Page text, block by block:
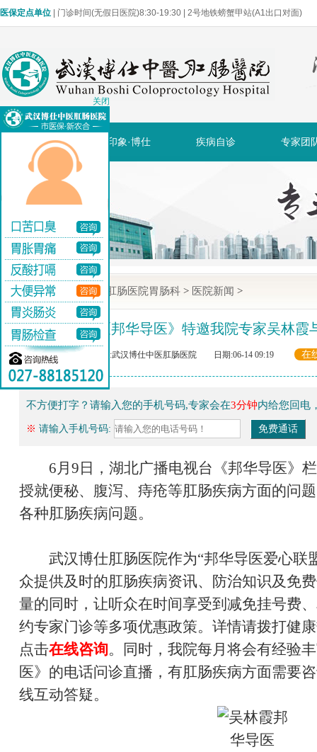
医保定点单位 | 门诊时间(无假日医院)8:30-19:30 | 2号地铁螃蟹甲站(A1出口对面)
网站首页 印象·博仕 疾病自诊 专家团
当前位置: 武汉博仕肛肠医院胃肠科 > 医院新闻 >
《邦华导医》特邀我院专家吴林霞
来源:武汉博仕中医肛肠医院 日期:06-14 09:19 在
不方便打字？请输入您的手机号码,专家会在3分钟内给您回电
※ 请输入手机号码:
6月9日，湖北广播电视台《邦华导医》栏
授就便秘、腹泻、痔疮等肛肠疾病方面的问
各种肛肠疾病问题。
武汉博仕肛肠医院作为“邦华导医爱心联
众提供及时的肛肠疾病资讯、防治知识及免
量的同时，让听众在时间享受到减免挂号费
约专家门诊等多项优惠政策。详情请拨打健
点击在线咨询。同时，我院每月将会有经验
医》的电话问诊直播，有肛肠疾病方面需要
线互动答疑。
关闭